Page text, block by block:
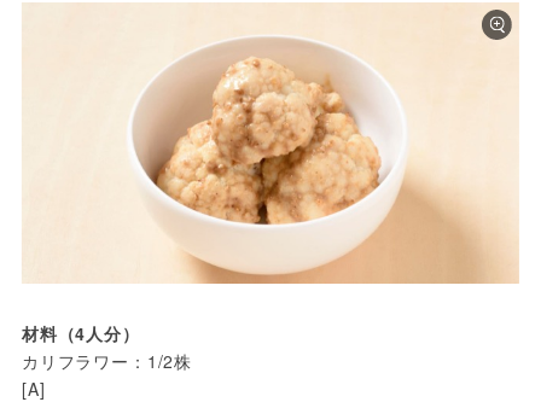
材料（4人分）
カリフラワー：1/2株
[A]